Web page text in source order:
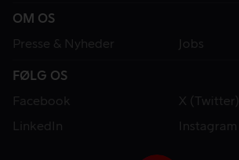
OM OS
Presse & Nyheder
Jobs
FØLG OS
Facebook
X (Twitter)
LinkedIn
Instagram